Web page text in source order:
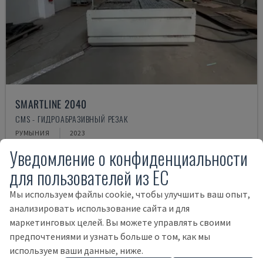
SMARTLINE 2040
CMS - ГИДРОАБРАЗИВНЫЙ РЕЗАК
РУМЫНИЯ 2023
100.000 €
Уведомление о конфиденциальности
для пользователей из ЕС
Мы используем файлы cookie, чтобы улучшить ваш опыт,
анализировать использование сайта и для
маркетинговых целей. Вы можете управлять своими
предпочтениями и узнать больше о том, как мы
используем ваши данные, ниже.